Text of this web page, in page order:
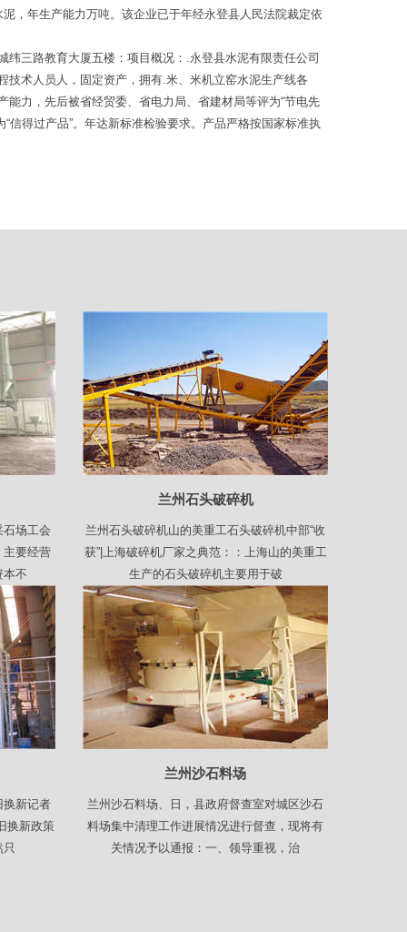
，年生产能力万吨。该企业已于年经永登县人民法院裁定依
三路教育大厦五楼：项目概况：.永登县水泥有限责任公司
术人员人，固定资产，拥有.米、米机立窑水泥生产线各
力，先后被省经贸委、省电力局、省建材局等评为“节电先
“信得过产品”。年达新标准检验要求。产品严格按国家标准执
场工会
主要经营
本不
兰州石头破碎机
兰州石头破碎机山的美重工石头破碎机中部“收
获”|上海破碎机厂家之典范：：上海山的美重工
生产的石头破碎机主要用于破
换新记者
换新政策
兰州沙石料场
兰州沙石料场、日，县政府督查室对城区沙石
料场集中清理工作进展情况进行督查，现将有
关情况予以通报：一、领导重视，治